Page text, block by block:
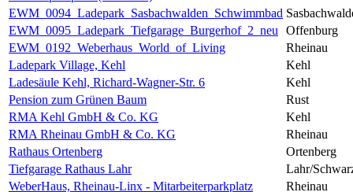
EWM_0094_Ladepark_Sasbachwalden_Schwimmbad
EWM_0095_Ladepark_Tiefgarage_Burgerhof_2_neu
Offenburg
EWM_0192_Weberhaus_World_of_Living
Rheinau
Ladepark Village, Kehl
Kehl
Ladesäule Kehl, Richard-Wagner-Str. 6
Kehl
Pension zum Grünen Baum
Rust
RMA Kehl GmbH & Co. KG
Kehl
RMA Rheinau GmbH & Co. KG
Rheinau
Rathaus Ortenberg
Ortenberg
Tiefgarage Rathaus Lahr
Lahr/
WeberHaus, Rheinau-Linx - Mitarbeiterparkplatz
Rheinau